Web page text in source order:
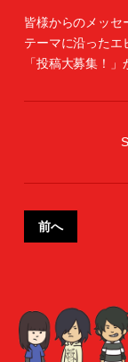
皆様からのメッセ
テーマに沿ったエ
「投稿大募集！」
前へ